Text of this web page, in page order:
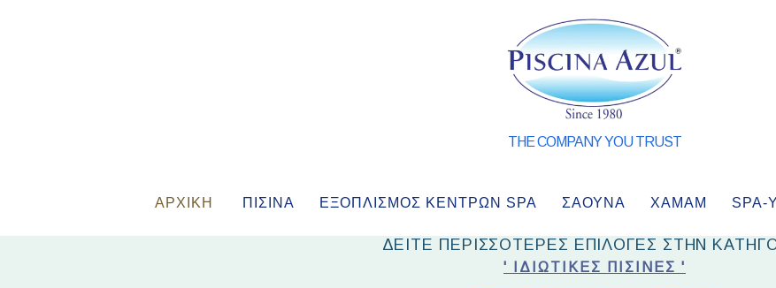
THE COMPANY YOU TRUST
ΑΡΧΙΚΗ ΠΙΣΙΝΑ ΕΞΟΠΛΙΣΜΌΣ ΚΈΝΤΡΩΝ SPA ΣΑΟΥΝΑ ΧΑΜΑΜ
ΔΕΙΤΕ ΠΕΡΙΣΣΟΤΕΡΕΣ ΕΠΙΛΟΓΕΣ ΣΤΗΝ
' ΙΔΙΩΤΙΚΈΣ ΠΙΣΊΝΕΣ '